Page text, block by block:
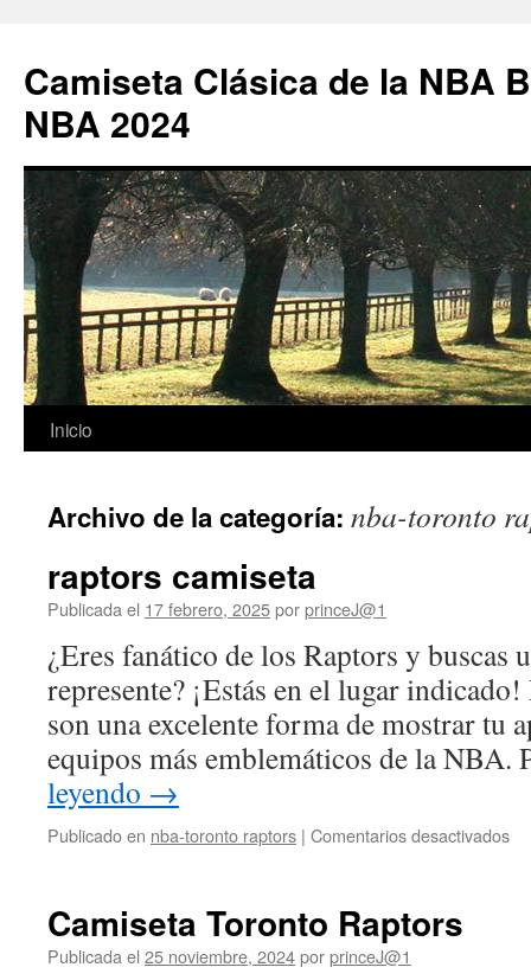
Camiseta Clásica de la NBA
NBA 2024
Saltar
contenido
Inicio
Archivo de la categoría: nba-toronto
raptors camiseta
Publicada el 17 febrero, 2025porprinceJ@1
¿Eres fanático de los Raptors y buscas
represente? ¡Estás en el lugar
son una excelente forma de mostrar tu
equipos más emblemáticos de la
leyendo →
Publicado en nba-toronto raptors | Comentarios desactivadosen
Camiseta Toronto Raptors
Publicada el 25 noviembre, 2024porprinceJ@1